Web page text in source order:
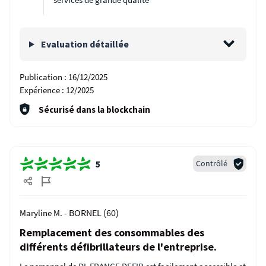
Evaluation détaillée
Publication : 16/12/2025
Expérience : 12/2025
Sécurisé dans la blockchain
5 Contrôlé
Maryline M. - BORNEL (60)
Remplacement des consommables des
différents défibrillateurs de l'entreprise.